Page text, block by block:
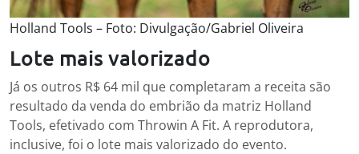
Holland Tools – Foto: Divulgação/Gabriel Oliveira
Lote mais valorizado
Já os outros R$ 64 mil que completaram a receita são
resultado da venda do embrião da matriz Holland
Tools, efetivado com Throwin A Fit. A reprodutora,
inclusive, foi o lote mais valorizado do evento.